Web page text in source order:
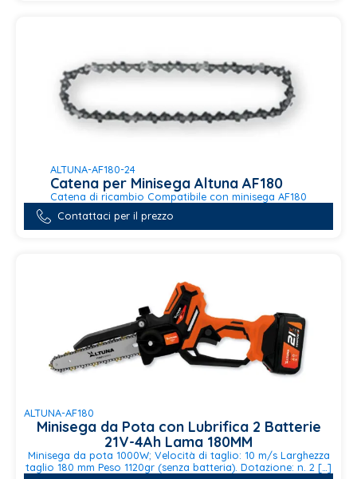
ALTUNA-AF180-24
Catena per Minisega Altuna AF180
Catena di ricambio Compatibile con minisega AF180
Contattaci per il prezzo
ALTUNA-AF180
Minisega da Pota con Lubrifica 2 Batterie
21V-4Ah Lama 180MM
Minisega da pota 1000W; Velocità di taglio: 10 m/s Larghezza
taglio 180 mm Peso 1120gr (senza batteria). Dotazione: n. 2 […]